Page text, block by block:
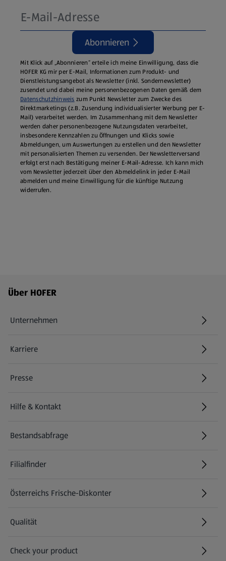
Abonnieren
Mit Klick auf „Abonnieren“ erteile ich meine Einwilligung, dass die
HOFER KG mir per E-Mail, Informationen zum Produkt- und
Dienstleistungsangebot als Newsletter (inkl. Sondernewsletter)
zusendet und dabei meine personenbezogenen Daten gemäß dem
Datenschutzhinweis zum Punkt Newsletter zum Zwecke des
Direktmarketings (z.B. Zusendung individualisierter Werbung per E-
Mail) verarbeitet werden. Im Zusammenhang mit dem Newsletter
werden daher personenbezogene Nutzungsdaten verarbeitet,
insbesondere Kennzahlen zu Öffnungen und Klicks sowie
Abmeldungen, um Auswertungen zu erstellen und den Newsletter
mit personalisierten Themen zu versenden. Der Newsletterversand
erfolgt erst nach Bestätigung meiner E-Mail-Adresse. Ich kann mich
vom Newsletter jederzeit über den Abmeldelink in jeder E‑Mail
abmelden und meine Einwilligung für die künftige Nutzung
widerrufen.
Fußzeilenmenü - weitere Links
Über HOFER
Unternehmen
Karriere
(öffnet in einem neuen Tab)
Presse
Hilfe & Kontakt
(öffnet in einem neuen Tab)
Bestandsabfrage
(öffnet in einem neuen Tab)
Filialfinder
Österreichs Frische-Diskonter
Qualität
Check your product
(öffnet in einem neuen Tab)